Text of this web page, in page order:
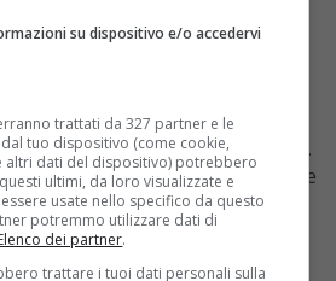
alla
in America
primi episodi, ilfinalesi
, il vero motore di questa serie.
linea temporale del futuro dove
iltriste evento. Recentemente,
dichiarato da Jimmy Kimmel
su dispositivo e/o accedervi
trattati da 327 partner e le
tuo dispositivo (come cookie,
altri dati del dispositivo) potrebbero
ultimi, da loro visualizzate e
usate nello specifico da questo
potremmo utilizzare dati di
dei partner.
trattare i tuoi dati personali sulla